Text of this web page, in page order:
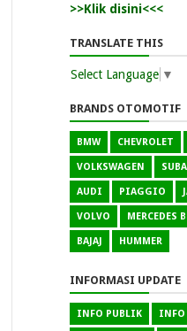
>>Klik disini<<<
TRANSLATE THIS
Select Language ▼
BRANDS OTOMOTIF
BMW CHEVROLET
VOLKSWAGEN
AUDI PIAGGIO
VOLVO MERCEDES
BAJAJ HUMMER
INFORMASI UPDATE
INFO PUBLIK